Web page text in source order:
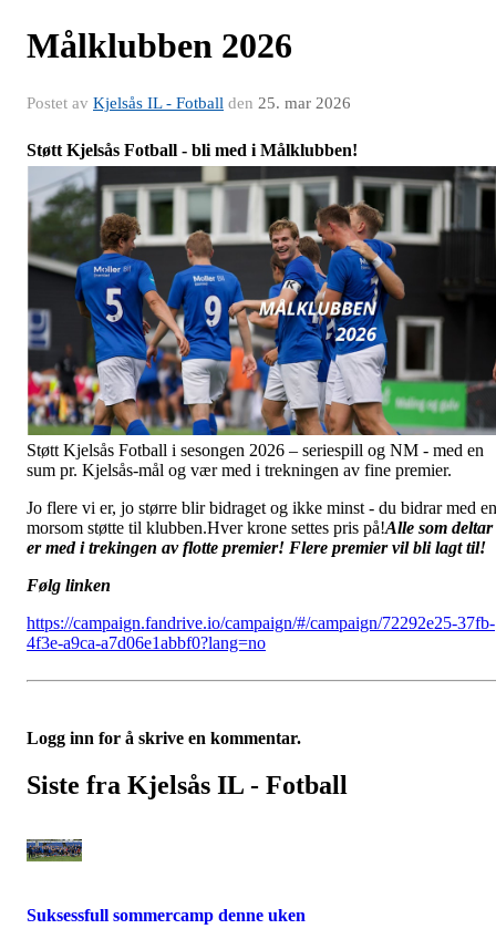
Målklubben 2026
Postet av Kjelsås IL - Fotball den 25. mar 2026
Støtt Kjelsås Fotball - bli med i Målklubben!
Støtt Kjelsås Fotball i sesongen 2026 – seriespill og NM - med en
sum pr. Kjelsås-mål og vær med i trekningen av fine premier.
Jo flere vi er, jo større blir bidraget og ikke minst - du bidrar med en
morsom støtte til klubben.Hver krone settes pris på!Alle som deltar
er med i trekingen av flotte premier! Flere premier vil bli lagt til!
Følg linken
https://campaign.fandrive.io/campaign/#/campaign/72292e25-37fb-
4f3e-a9ca-a7d06e1abbf0?lang=no
Logg inn for å skrive en kommentar.
Siste fra Kjelsås IL - Fotball
Suksessfull sommercamp denne uken